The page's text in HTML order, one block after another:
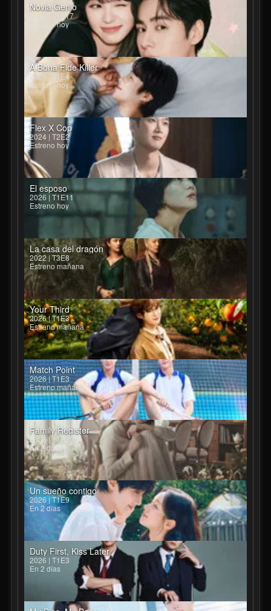
Novia Genio
2026 | T1E17
Estreno hoy
A Bona Fide Killer
2026 | T1E4
Estreno hoy
Flex X Cop
2024 | T2E2
Estreno hoy
El esposo
2026 | T1E11
Estreno hoy
La casa del dragón
2022 | T3E8
Estreno mañana
Your Third
2026 | T1E3
Estreno mañana
Match Point
2026 | T1E3
Estreno mañana
Family Register
2026 | T1E26
En 2 días
Un sueño contigo
2026 | T1E9
En 2 días
Duty First, Kiss Later
2026 | T1E3
En 2 días